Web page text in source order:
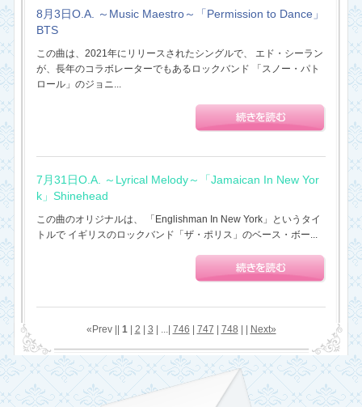
8月3日O.A. ～Music Maestro～「Permission to Dance」
BTS
この曲は、2021年にリリースされたシングルで、 エド・シーラン
が、長年のコラボレーターでもあるロックバンド 「スノー・パト
ロール」のジョニ...
7月31日O.A. ～Lyrical Melody～「Jamaican In New Yor
k」Shinehead
この曲のオリジナルは、 「Englishman In New York」というタイ
トルで イギリスのロックバンド「ザ・ポリス」のベース・ボー...
«Prev || 1| 2 3 | ...| 746 747 748 Next»